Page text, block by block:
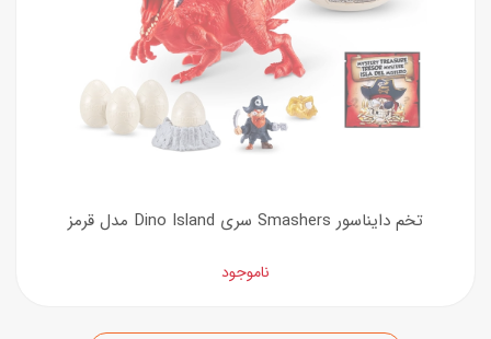
تخم دایناسور Smashers سری Dino Island مدل قرمز
ناموجود